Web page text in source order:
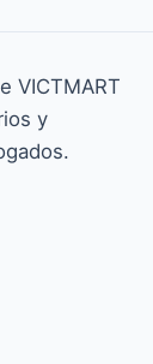
VICTMART
y